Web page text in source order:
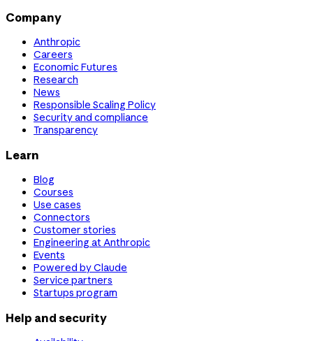
Company
Anthropic
Careers
Economic Futures
Research
News
Responsible Scaling Policy
Security and compliance
Transparency
Learn
Blog
Courses
Use cases
Connectors
Customer stories
Engineering at Anthropic
Events
Powered by Claude
Service partners
Startups program
Help and security